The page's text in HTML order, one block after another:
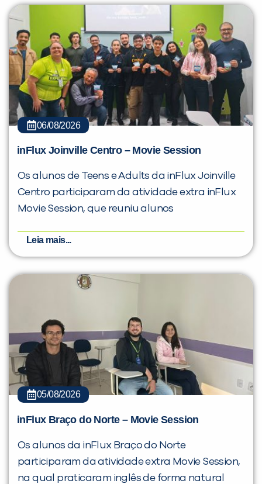
06/08/2026
inFlux Joinville Centro – Movie Session
Os alunos de Teens e Adults da inFlux Joinville
Centro participaram da atividade extra inFlux
Movie Session, que reuniu alunos
Leia mais...
05/08/2026
inFlux Braço do Norte – Movie Session
Os alunos da inFlux Braço do Norte
participaram da atividade extra Movie Session,
na qual praticaram inglês de forma natural